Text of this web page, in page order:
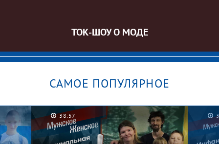
ТОК-ШОУ О МОДЕ
САМОЕ ПОПУЛЯРНОЕ
38:57